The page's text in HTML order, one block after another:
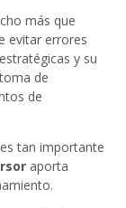
más que
evitar errores
y su
de
de
tan importante
aporta